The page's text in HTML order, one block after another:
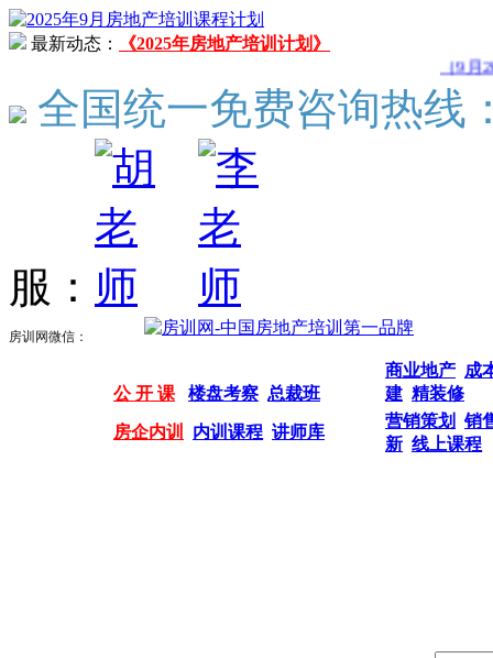
最新动态：
《2025年房地产培训计划》
（9月20-
全国统一免费咨询热线
服：
房训网微信：
公 开 课 楼盘考察 总裁班
商业地产 成
建 精装修
房企内训 内训课程 讲师库
营销策划
销
新 线上课程